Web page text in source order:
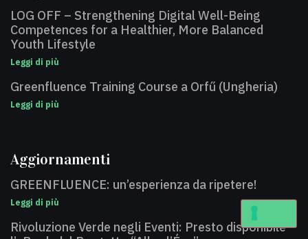
LOG OFF – Strengthening Digital Well-Being
Competences for a Healthier, More Balanced
Youth Lifestyle
Leggi di più
Greenfluence Training Course a Orfű (Ungheria)
Leggi di più
Aggiornamenti
GREENFLUENCE: un’esperienza da ripetere!
Leggi di più
Rivoluzione Verde negli Eventi: Presto disponibile